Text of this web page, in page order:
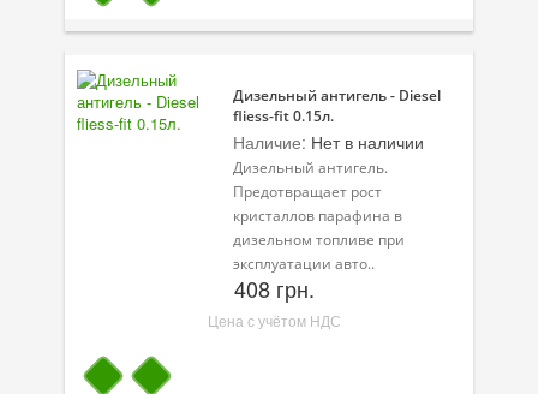
Садовая программа
Технологические жидкости
Зимняя программа
Дизельный антигель - Diesel
fliess-fit 0.15л.
Наличие: Нет в наличии
Дизельный антигель.
Предотвращает рост
кристаллов парафина в
дизельном топливе при
эксплуатации авто..
408 грн.
Цена с учётом НДС